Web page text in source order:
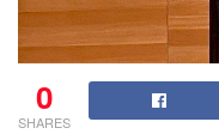
0
SHARES